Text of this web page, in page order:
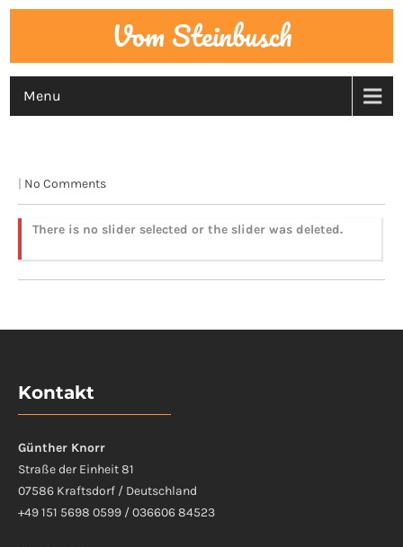
Vom Steinbusch
Menu
| No Comments
There is no slider selected or the slider was deleted.
Kontakt
Günther Knorr
Straße der Einheit 81
07586 Kraftsdorf / Deutschland
+49 151 5698 0599 / 036606 84523